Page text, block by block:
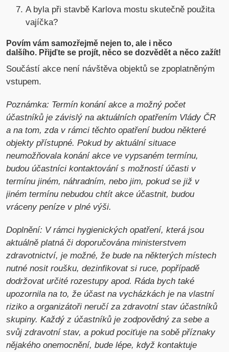
A byla při stavbě Karlova mostu skutečně použita
vajíčka?
Povím vám samozřejmě nejen to, ale i něco
dalšího. Přijďte se projít, něco se dozvědět a něco zažít!
Součástí akce není návštěva objektů se zpoplatněným
vstupem.
Poznámka: Termín konání akce a možný počet
účastníků je závislý na aktuálních opatřením Vlády ČR
a na tom, zda v rámci těchto opatření budou některé
objekty přístupné. Pokud by aktuální situace
neumožňovala konání akce ve vypsaném termínu,
budou účastníci kontaktování s možností účasti v
termínu jiném, náhradním, nebo jim, pokud se již v
jiném termínu nebudou chtít akce účastnit, budou
vráceny peníze v plné výši.
Doplnění: V rámci hygienických opatření, která jsou
aktuálně platná či doporučována ministerstvem
zdravotnictví, je možné, že bude na některých místech
nutné nosit roušku, dezinfikovat si ruce, popřípadě
dodržovat určité rozestupy apod. Ráda bych také
upozornila na to, že účast na vycházkách je na vlastní
riziko a organizátoři neručí za zdravotní stav účastníků
skupiny. Každý z účastníků je zodpovědný za sebe a
svůj zdravotní stav, a pokud pociťuje na sobě příznaky
nějakého onemocnění, bude lépe, když kontaktuje